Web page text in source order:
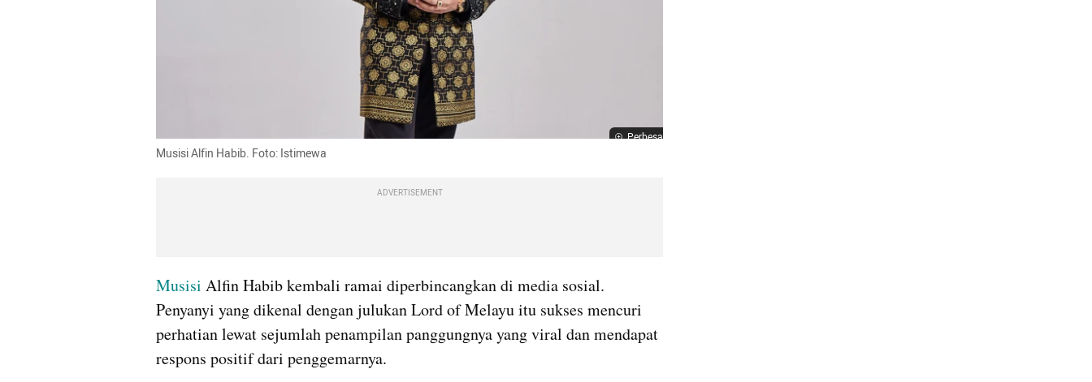
Perbesar
Musisi Alfin Habib. Foto: Istimewa
ADVERTISEMENT
Musisi Alfin Habib kembali ramai diperbincangkan di media sosial.
Penyanyi yang dikenal dengan julukan Lord of Melayu itu sukses mencuri
perhatian lewat sejumlah penampilan panggungnya yang viral dan mendapat
respons positif dari penggemarnya.